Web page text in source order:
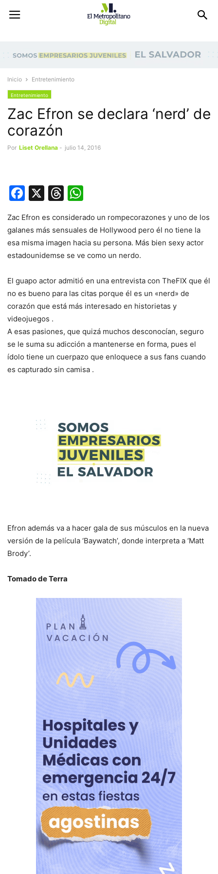
Inicio Entretenimiento
Entretenimiento
Zac Efron se declara ‘nerd’ de
corazón
Por Liset Orellana - julio 14, 2016
Facebook
X Threads
Zac Efron es considerado un rompecorazones y uno de los
galanes más sensuales de Hollywood pero él no tiene la
esa misma imagen hacia su persona. Más bien sexy actor
estadounidemse se ve como un nerdo.
El guapo actor admitió en una entrevista con TheFIX que él
no es bueno para las citas porque él es un «nerd» de
corazón que está más interesado en historietas y
videojuegos .
A esas pasiones, que quizá muchos desconocían, seguro
se le suma su adicción a mantenerse en forma, pues el
ídolo tiene un cuerpazo que enloquece a sus fans cuando
es capturado sin camisa .
Efron además va a hacer gala de sus músculos en la nueva
versión de la película ‘Baywatch’, donde interpreta a ‘Matt
Brody’.
Tomado de Terra